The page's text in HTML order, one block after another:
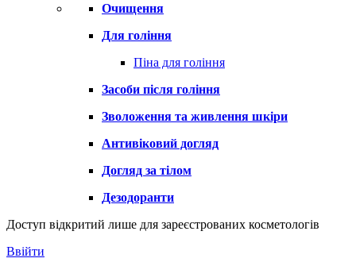
Очищення
Для гоління
Піна для гоління
Засоби після гоління
Зволоження та живлення шкіри
Антивіковий догляд
Догляд за тілом
Дезодоранти
Доступ відкритий лише для зареєстрованих косметологів
Ввійти